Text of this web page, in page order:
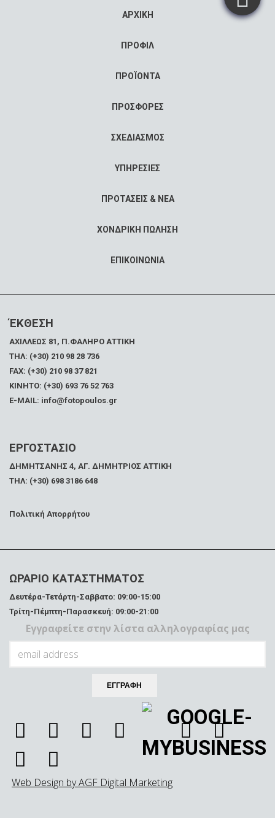
ΑΡΧΙΚΗ
ΠΡΟΦΙΛ
ΠΡΟΪΟΝΤΑ
ΠΡΟΣΦΟΡΕΣ
ΣΧΕΔΙΑΣΜΟΣ
ΥΠΗΡΕΣΙΕΣ
ΠΡΟΤΑΣΕΙΣ & ΝΕΑ
ΧΟΝΔΡΙΚΗ ΠΩΛΗΣΗ
ΕΠΙΚΟΙΝΩΝΙΑ
ΈΚΘΕΣΗ
ΑΧΙΛΛΕΩΣ 81, Π.ΦΑΛΗΡΟ ΑΤΤΙΚΗ
ΤΗΛ: (+30) 210 98 28 736
FAX: (+30) 210 98 37 821
ΚΙΝΗΤΟ: (+30) 693 76 52 763
E-MAIL: info@fotopoulos.gr
ΕΡΓΟΣΤΑΣΙΟ
ΔΗΜΗΤΣΑΝΗΣ 4, ΑΓ. ΔΗΜΗΤΡΙΟΣ ΑΤΤΙΚΗ
ΤΗΛ: (+30) 698 3186 648
Πολιτική Απορρήτου
ΩΡΑΡΙΟ ΚΑΤΑΣΤΗΜΑΤΟΣ
Δευτέρα-Τετάρτη-Σαββατο: 09:00-15:00
Τρίτη-Πέμπτη-Παρασκευή: 09:00-21:00
Εγγραφείτε στην λίστα αλληλογραφίας μας
Web Design by AGF Digital Marketing